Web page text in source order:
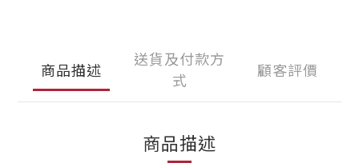
商品描述
送貨及付款方
式
顧客評價
商品描述